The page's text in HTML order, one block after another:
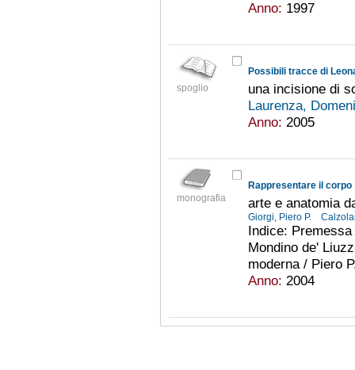
Anno: 1997
spoglio
una incisione di
Laurenza,
Anno: 2005
monografia
Rappresentare il corpo
arte e anatomia
Giorgi, Piero P.
Indice:
Mondino de'
moderna / Piero
Anno: 2004